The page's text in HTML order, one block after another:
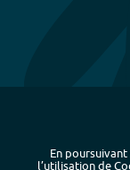
En
l’utilisation de